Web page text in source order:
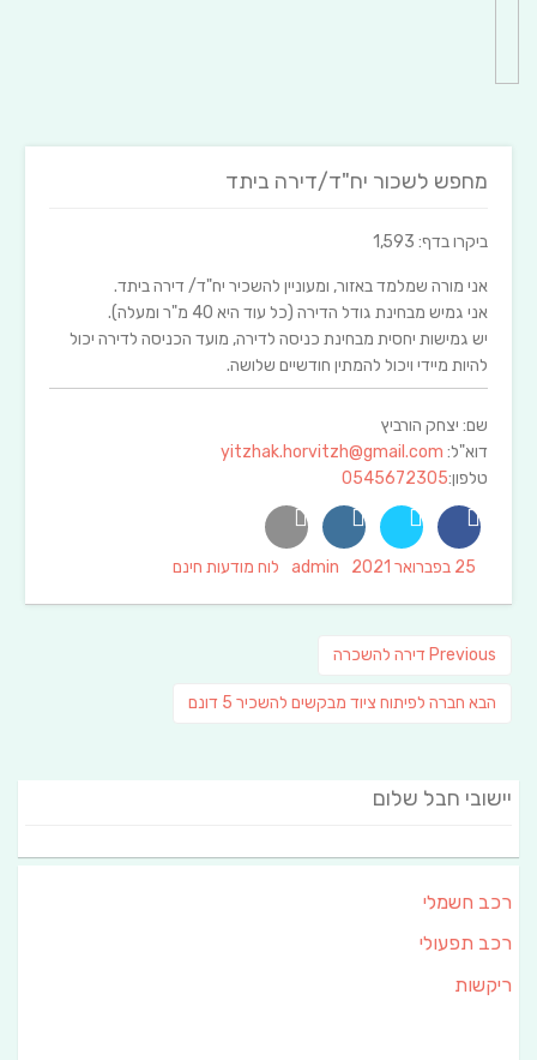
מחפש לשכור יח"ד/דירה ביתד
ביקרו בדף: 1,593
אני מורה שמלמד באזור, ומעוניין להשכיר יח"ד/ דירה ביתד.
אני גמיש מבחינת גודל הדירה (כל עוד היא 40 מ"ר ומעלה).
יש גמישות יחסית מבחינת כניסה לדירה, מועד הכניסה לדירה יכול
להיות מיידי ויכול להמתין חודשיים שלושה.
שם: יצחק הורביץ
דוא"ל: yitzhak.horvitzh@gmail.com
טלפון:0545672305
Posted
25 בפברואר 2021 Author
admin
Categories
לוח מודעות חינם
Previous
Previous
דירה להשכרה
הבא פוסט
חברה לפיתוח ציוד מבקשים להשכיר 5 דונם
יישובי חבל שלום
רכב חשמלי
רכב תפעולי
ריקשות